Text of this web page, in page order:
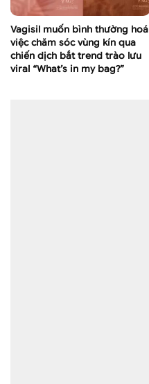
Vagisil muốn bình thường hoá
việc chăm sóc vùng kín qua
chiến dịch bắt trend trào lưu
viral “What’s in my bag?”